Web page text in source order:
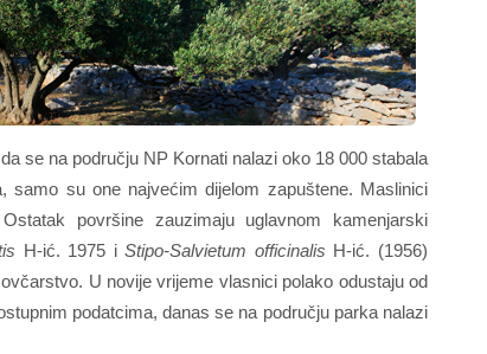
se na području NP Kornati nalazi oko 18 000 stabala
samo su one najvećim dijelom zapuštene. Maslinici
površine zauzimaju uglavnom kamenjarski
H-ić. 1975 iStipo-Salvietum officinalis H-ić. (1956)
U novije vrijeme vlasnici polako odustaju od
podatcima, danas se na području parka nalazi